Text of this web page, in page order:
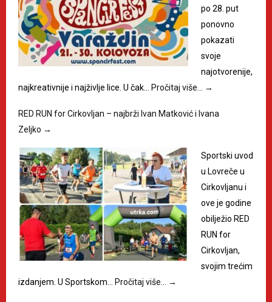
po 28. put
ponovno
pokazati
svoje
najotvorenije,
najkreativnije i najživlje lice. U čak…
Pročitaj više… →
RED RUN for Cirkovljan – najbrži Ivan Matković i Ivana
Zeljko →
Sportski uvod
u Lovreče u
Cirkovljanu i
ove je godine
obilježio RED
RUN for
Cirkovljan,
svojim trećim
izdanjem. U Sportskom…
Pročitaj više… →